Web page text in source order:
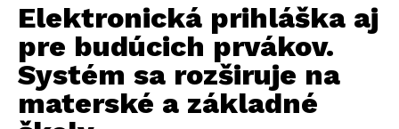
Elektronická prihláška aj
pre budúcich prvákov.
Systém sa rozširuje na
materské a základné